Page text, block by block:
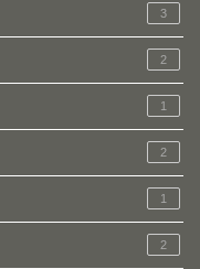
3
2
1
2
1
2